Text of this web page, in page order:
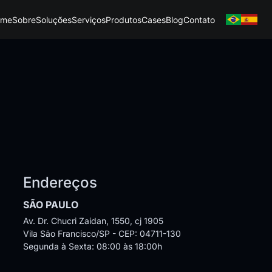
SobreSoluçõesServiçosProdutosCasesBlogContato
Endereços
SÃO PAULO
Av. Dr. Chucri Zaidan, 1550, cj 1905
Vila São Francisco/SP - CEP: 04711-130
Segunda à Sexta: 08:00 às 18:00h